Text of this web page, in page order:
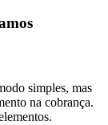
simples, mas
na cobrança.